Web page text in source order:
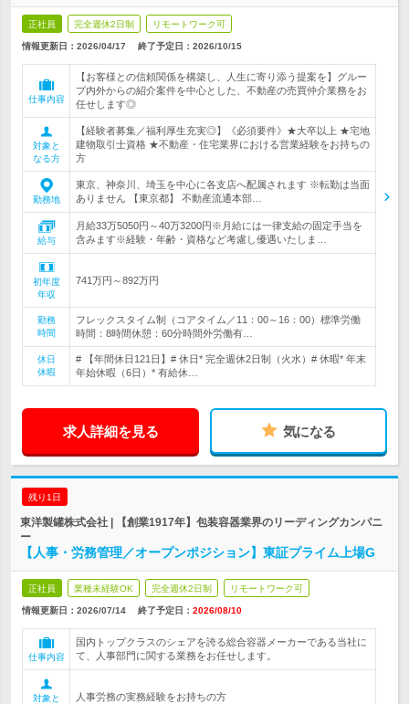
正社員 完全週休2日制 リモートワーク可
情報更新日：2026/04/17 終了予定日： 2026/10/15
仕事内容
【お客様との信頼関係を構築し、人生に寄り添う提案を】グルー
プ内外からの紹介案件を中心とした、不動産の売買仲介業務をお
任せします◎
対象と
なる方
【経験者募集／福利厚生充実◎】《必須要件》★大卒以上 ★宅地
建物取引士資格 ★不動産・住宅業界における営業経験をお持ちの
方
勤務地
東京、神奈川、埼玉を中心に各支店へ配属されます ※転勤は当面
ありません 【東京都】 不動産流通本部…
給与
月給33万5050円～40万3200円※月給には一律支給の固定手当を
含みます※経験・年齢・資格など考慮し優遇いたしま…
初年度
年収
741万円～892万円
勤務
時間
フレックスタイム制（コアタイム／11：00～16：00）標準労働
時間：8時間休憩：60分時間外労働有…
休日
休暇
# 【年間休日121日】# 休日* 完全週休2日制（火水）# 休暇* 年末
年始休暇（6日）* 有給休…
求人詳細を見る 気になる
残り1日
東洋製罐株式会社 | 【創業1917年】包装容器業界のリーディングカンパニ
ー
【人事・労務管理／オープンポジション】東証プライム上場G
正社員 業種未経験OK 完全週休2日制 リモートワーク可
情報更新日：2026/07/14 終了予定日： 2026/08/10
仕事内容
国内トップクラスのシェアを誇る総合容器メーカーである当社に
て、人事部門に関する業務をお任せします。
対象と
人事労務の実務経験をお持ちの方